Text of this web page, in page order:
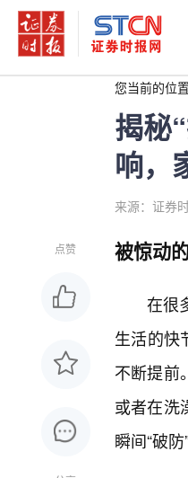
您当前的位置
揭秘
响，
来源：证券
点赞 被惊动
在很
生活的快
不断提前
或者在洗
瞬间“破防”